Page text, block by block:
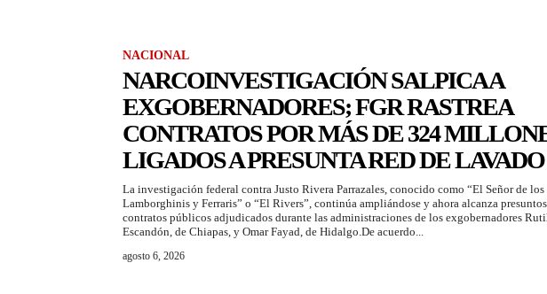
NACIONAL
NARCOINVESTIGACIÓN SALPICA A
EXGOBERNADORES; FGR RASTREA
CONTRATOS POR MÁS DE 324
LIGADOS A PRESUNTA RED DE LAVADO
La investigación federal contra Justo Rivera Parrazales, conocido como “El Señor de los
Lamborghinis y Ferraris” o “El Rivers”, continúa ampliándose y ahora alcanza presuntos
contratos públicos adjudicados durante las administraciones de los exgobernadores
Escandón, de Chiapas, y Omar Fayad, de Hidalgo.De acuerdo...
agosto 6, 2026